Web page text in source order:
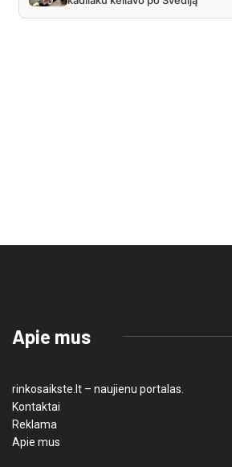
Apie mus
rinkosaikste.lt – naujienu portalas.
Kontaktai
Reklama
Apie mus